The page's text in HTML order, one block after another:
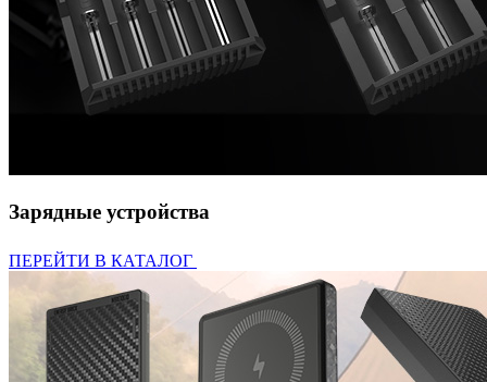
Зарядные устройства
ПЕРЕЙТИ В КАТАЛОГ